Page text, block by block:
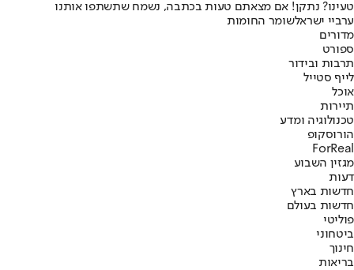
טעינו? נתקן! אם מצאתם טעות בכתבה, נשמח שתשתפו אותנו
ערביי ישראלשומר החומות
מדורים
ספורט
תרבות ובידור
לייף סטייל
אוכל
תיירות
טכנולוגיה ומדע
הורוסקופ
ForReal
מגזין השבוע
דעות
חדשות בארץ
חדשות בעולם
פוליטי
ביטחוני
חינוך
בריאות